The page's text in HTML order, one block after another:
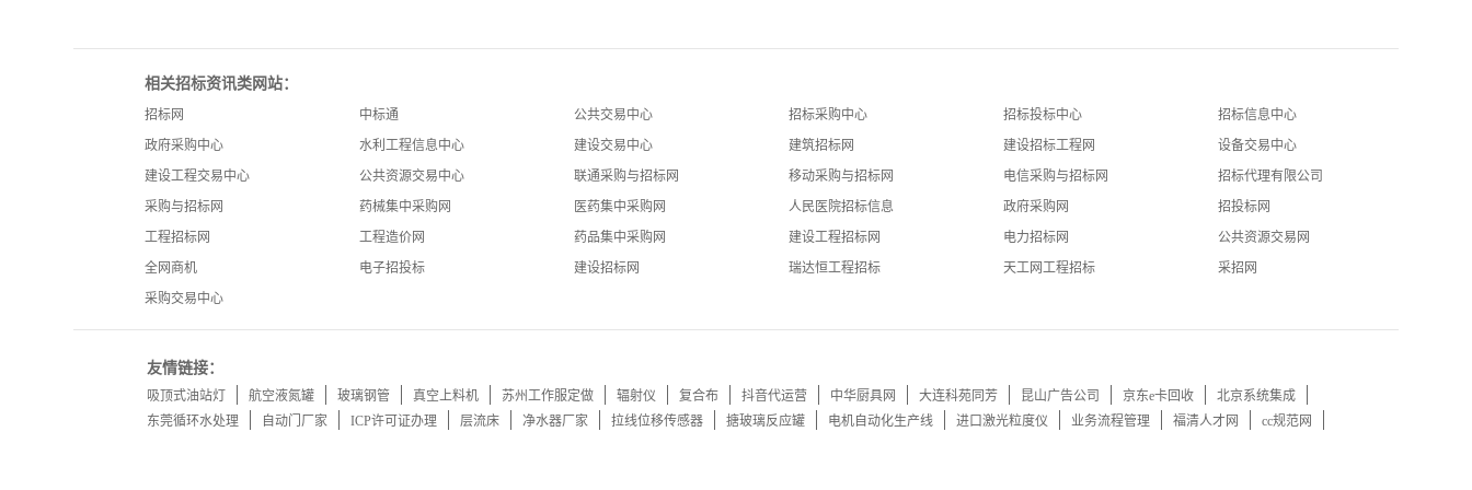
相关招标资讯类网站：
招标网 中标通 公共交易中心 招标采购中心 招标投标中心
招标信息中心
政府采购中心
水利工程信息中心 建设交易中心 建筑招标网 建设招标工程网
设备交易中心
建设工程交易中心
公共资源交易中心 联通采购与招标网 移动采购与招标网 电信采购与招标网
招标代理有限公司
采购与招标网
药械集中采购网 医药集中采购网 人民医院招标信息 政府采购网
招投标网
工程招标网
工程造价网 药品集中采购网 建设工程招标网 电力招标网
公共资源交易网
全网商机
电子招投标 建设招标网 瑞达恒工程招标 天工网工程招标
采招网
采购交易中心
友情链接：
吸顶式油站灯 航空液氮罐 玻璃钢管 真空上料机 苏州工作服定做 辐射仪 复合布 抖音代运营 中华厨具网 大连科苑同芳 昆山广告公司 京东e卡回收
北京系统集成
东莞循环水处理
自动门厂家 ICP许可证办理 层流床 净水器厂家 拉线位移传感器 搪玻璃反应罐 电机自动化生产线 进口激光粒度仪 业务流程管理 福清人才网 cc规范网